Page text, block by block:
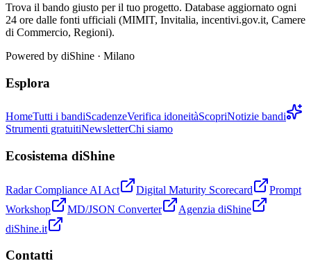
Trova il bando giusto per il tuo progetto. Database aggiornato ogni
24 ore dalle fonti ufficiali (MIMIT, Invitalia, incentivi.gov.it, Camere
di Commercio, Regioni).
Powered by diShine · Milano
Esplora
HomeTutti i bandiScadenzeVerifica idoneitàScopriNotizie bandi
Strumenti gratuitiNewsletterChi siamo
Ecosistema diShine
Radar Compliance AI Act Digital Maturity Scorecard
Prompt
Workshop
MD/JSON Converter
Agenzia diShine
diShine.it
Contatti